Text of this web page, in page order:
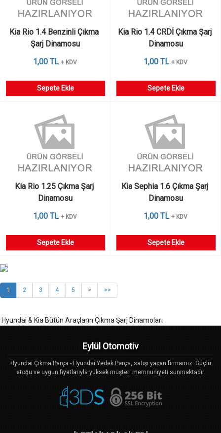
Kia Rio 1.4 Benzinli Çıkma
Şarj Dinamosu
1,00 TL + KDV
Sepete Ekle
Kia Rio 1.4 CRDİ Çıkma Şarj
Dinamosu
1,00 TL + KDV
Sepete Ekle
Kia Rio 1.25 Çıkma Şarj
Dinamosu
1,00 TL + KDV
Sepete Ekle
Kia Sephia 1.6 Çıkma Şarj
Dinamosu
1,00 TL + KDV
Sepete Ekle
1 2 3 4 5 > >>
Hyundai & Kia Bütün Araçların Çıkma Şarj Dinamoları
Eylül Otomotiv
Hyundai Çıkma Parça - Hyundai Yedek Parça, satışı yapan firmamız. Güçlü
stoğu ve uygun fiyatlarıyla yüksek müşteri memnuniyeti sunmaktadır.